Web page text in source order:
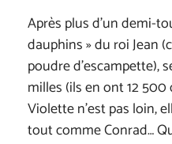
Après plus d’un demi-
dauphins » du roi Jean
poudre d’escampette),
milles (ils en ont 12 500
Violette n’est pas loin,
tout comme Conrad…